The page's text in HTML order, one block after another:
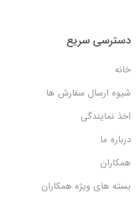
دسترسی سریع
خانه
شیوه ارسال سفارش ها
اخذ نمایندگی
درباره ما
همکاران
بسته های ویژه همکاران